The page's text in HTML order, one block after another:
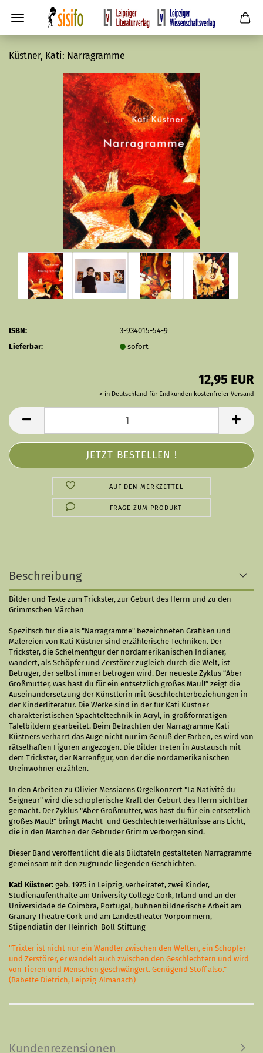
Küstner, Kati: Narragramme
ISBN:
3-934015-54-9
Lieferbar:
sofort
12,95 EUR
-> in Deutschland für Endkunden kostenfreier Versand
AUF DEN MERKZETTEL
FRAGE ZUM PRODUKT
Beschreibung
Bilder und Texte zum Trickster, zur Geburt des Herrn und zu den
Grimmschen Märchen
Spezifisch für die als "Narragramme" bezeichneten Grafiken und
Malereien von Kati Küstner sind erzählerische Techniken. Der
Trickster, die Schelmenfigur der nordamerikanischen Indianer,
wandert, als Schöpfer und Zerstörer zugleich durch die Welt, ist
Betrüger, der selbst immer betrogen wird. Der neueste Zyklus “Aber
Großmutter, was hast du für ein entsetzlich großes Maul!” zeigt die
Auseinandersetzung der Künstlerin mit Geschlechterbeziehungen in
der Kinderliteratur. Die Werke sind in der für Kati Küstner
charakteristischen Spachteltechnik in Acryl, in großformatigen
Tafelbildern gearbeitet. Beim Betrachten der Narragramme Kati
Küstners verharrt das Auge nicht nur im Genuß der Farben, es wird von
rätselhaften Figuren angezogen. Die Bilder treten in Austausch mit
dem Trickster, der Narrenfigur, von der die nordamerikanischen
Ureinwohner erzählen.
In den Arbeiten zu Olivier Messiaens Orgelkonzert "La Nativité du
Seigneur" wird die schöpferische Kraft der Geburt des Herrn sichtbar
gemacht. Der Zyklus "Aber Großmutter, was hast du für ein entsetzlich
großes Maul!" bringt Macht- und Geschlechterverhältnisse ans Licht,
die in den Märchen der Gebrüder Grimm verborgen sind.
Dieser Band veröffentlicht die als Bildtafeln gestalteten Narragramme
gemeinsam mit den zugrunde liegenden Geschichten.
Kati Küstner: geb. 1975 in Leipzig, verheiratet, zwei Kinder,
Studienaufenthalte am University College Cork, Irland und an der
Universidade de Coimbra, Portugal, bühnenbildnerische Arbeit am
Granary Theatre Cork und am Landestheater Vorpommern,
Stipendiatin der Heinrich-Böll-Stiftung
"Trixter ist nicht nur ein Wandler zwischen den Welten, ein Schöpfer
und Zerstörer, er wandelt auch zwischen den Geschlechtern und wird
von Tieren und Menschen geschwängert. Genügend Stoff also."
(Babette Dietrich, Leipzig-Almanach)
Kundenrezensionen